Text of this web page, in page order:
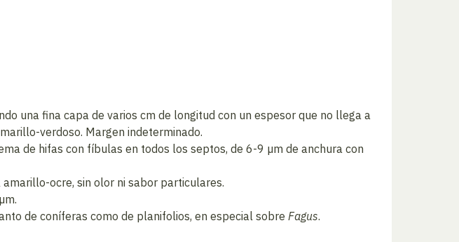
una fina capa de varios cm de longitud con un espesor que no llega a
verdoso. Margen indeterminado.
de hifas con fíbulas en todos los septos, de 6-9 µm de anchura con
ocre, sin olor ni sabor particulares.
de coníferas como de planifolios, en especial sobre Fagus.